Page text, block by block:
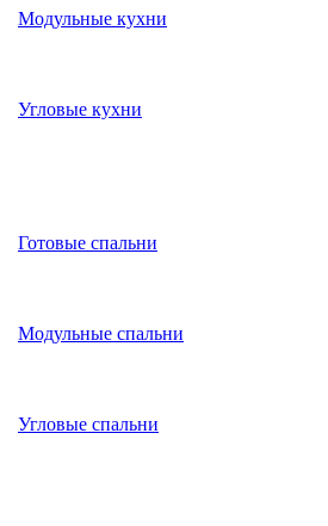
Модульные кухни
Угловые кухни
Готовые спальни
Модульные спальни
Угловые спальни